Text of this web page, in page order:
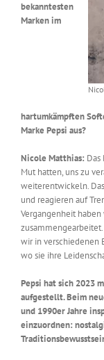
Jobshop
bekanntesten
Marken im
hartumkämpften
Marke Pepsi aus?
Nicole Matthias:
Mut hatten, uns zu
weiterentwickeln.
und reagieren auf
Vergangenheit haben
zusammengearbeitet.
wir in verschiedenen
wo sie ihre
Pepsi hat sich 2023
aufgestellt. Beim
und 1990er Jahre
einzuordnen: